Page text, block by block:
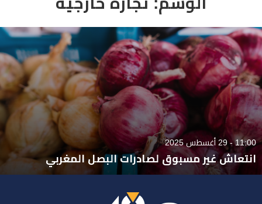
11:00 - 29 أغسطس 2025
انتعاش غير مسبوق لصادرات البصل المغربي